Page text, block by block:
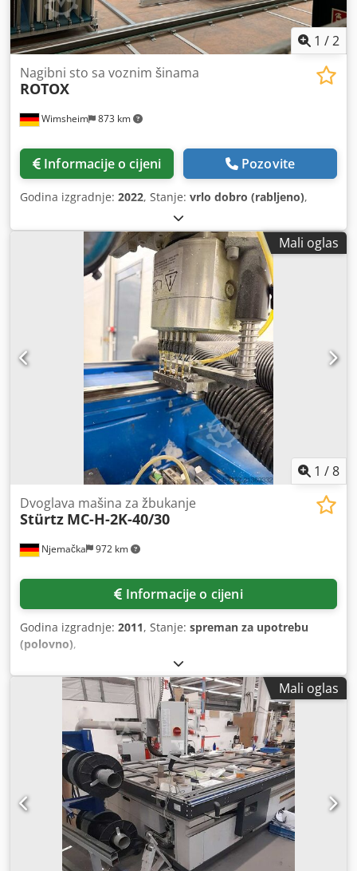
1 /2
Wimsheim 873 km
Nagibni sto sa voznim šinama
ROTOX
Informacije o cijeni Pozovite
Godina izgradnje: 2022, Stanje: vrlo dobro (rabljeno),
Mali oglas
1 /8
Njemačka 972 km
Dvoglava mašina za žbukanje
Stürtz MC-H-2K-40/30
Informacije o cijeni
Godina izgradnje: 2011, Stanje: spreman za upotrebu
(polovno),
Mali oglas